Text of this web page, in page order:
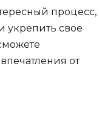
процесс,
укрепить свое
от